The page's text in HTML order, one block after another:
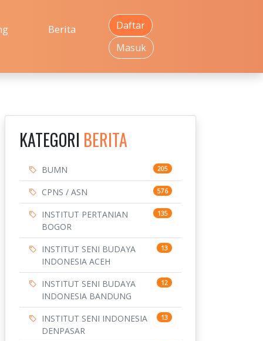
Berita
Daftar
Masuk
KATEGORI BERITA
BUMN 205
CPNS / ASN 576
INSTITUT PERTANIAN
BOGOR
135
INSTITUT SENI BUDAYA
INDONESIA ACEH
13
INSTITUT SENI BUDAYA
INDONESIA BANDUNG
12
INSTITUT SENI INDONESIA
DENPASAR
13